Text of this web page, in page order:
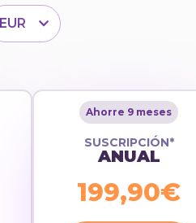
Ahorre 9 meses
SUSCRIPCIÓN*
ANUAL
199,90€